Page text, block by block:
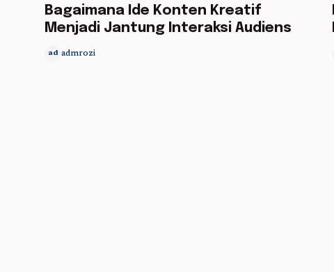
Bagaimana Ide Konten Kreatif
Menjadi Jantung Interaksi Audiens
ad admrozi